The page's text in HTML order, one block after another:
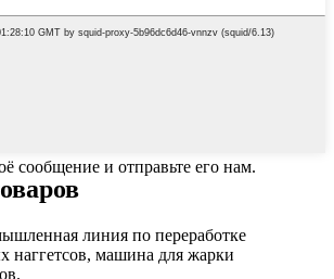
сообщение и отправьте его нам.